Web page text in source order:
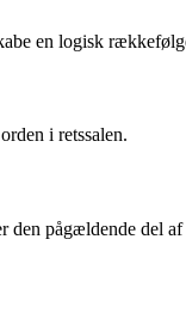
en logisk
i retssalen.
pågældende del